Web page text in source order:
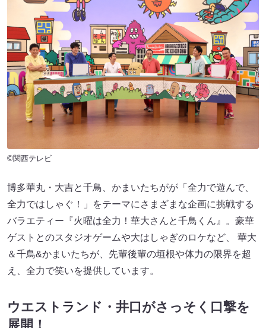
©関西テレビ
博多華丸・大吉と千鳥、かまいたちがが「全力で遊んで、
全力ではしゃぐ！」をテーマにさまざまな企画に挑戦する
バラエティー『火曜は全力！華大さんと千鳥くん』。豪華
ゲストとのスタジオゲームや大はしゃぎのロケなど、 華大
＆千鳥&かまいたちが、先輩後輩の垣根や体力の限界を超
え、全力で笑いを提供しています。
ウエストランド・井口がさっそく口撃を
展開！